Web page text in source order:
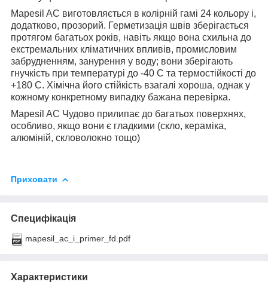
Mapesil AC виготовляється в колірній гамі 24 кольору і,
додатково, прозорий. Герметизація швів зберігається
протягом багатьох років, навіть якщо вона схильна до
екстремальних кліматичних впливів, промисловим
забрудненням, занурення у воду; вони зберігають
гнучкість при температурі до -40 С та термостійкості до
+180 С. Хімічна його стійкість взагалі хороша, однак у
кожному конкретному випадку бажана перевірка.
Mapesil AC Чудово прилипає до багатьох поверхнях,
особливо, якщо вони є гладкими (скло, кераміка,
алюміній, скловолокно тощо)
Приховати
Специфікація
mapesil_ac_i_primer_fd.pdf
Характеристики